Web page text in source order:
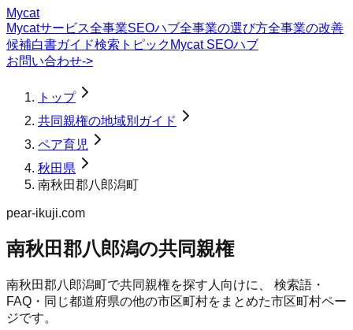
Mycat
Mycatサービス全事業SEOハブ全事業の選び方全事業の改善
候補白書ガイド検索トピック Mycat SEOハブ
お問い合わせ->
トップ
共同親権の地域別ガイド
ペア育児
秋田県
南秋田郡八郎潟町
pear-ikuji.com
南秋田郡八郎潟の共同親権
南秋田郡八郎潟町で共同親権を探す人向けに、 検索語・
FAQ・同じ都道府県の他の市区町村をまとめた市区町村ペー
ジです。